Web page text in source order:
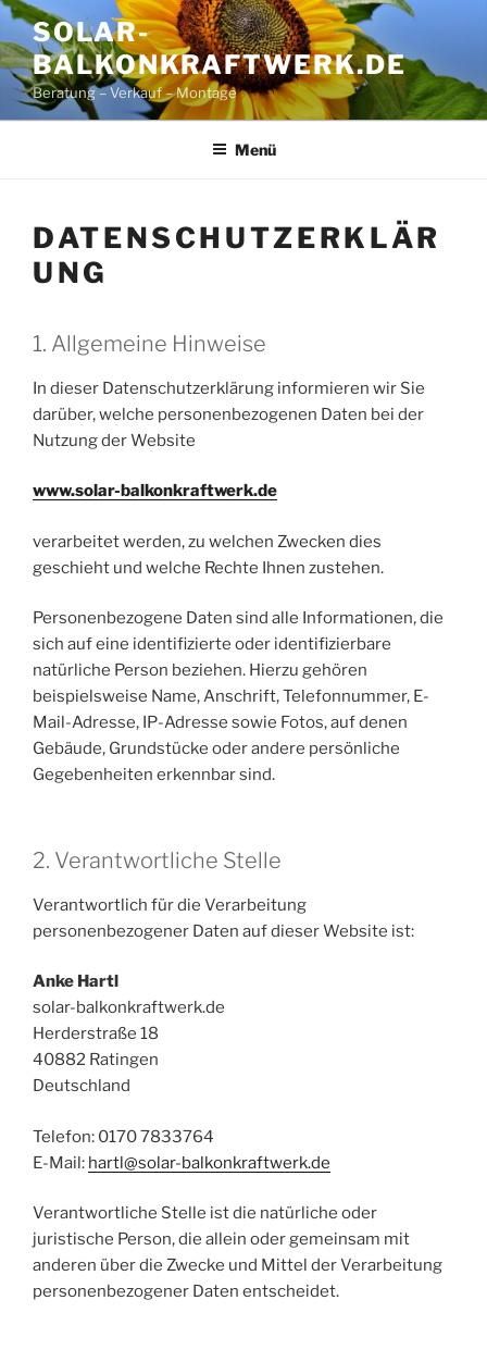
Zum
Inhalt
springen
SOLAR-
BALKONKRAFTWERK.DE
Beratung – Verkauf – Montage
Menü
DATENSCHUTZERKLÄR
UNG
1. Allgemeine Hinweise
In dieser Datenschutzerklärung informieren wir Sie
darüber, welche personenbezogenen Daten bei der
Nutzung der Website
www.solar-balkonkraftwerk.de
verarbeitet werden, zu welchen Zwecken dies
geschieht und welche Rechte Ihnen zustehen.
Personenbezogene Daten sind alle Informationen, die
sich auf eine identifizierte oder identifizierbare
natürliche Person beziehen. Hierzu gehören
beispielsweise Name, Anschrift, Telefonnummer, E-
Mail-Adresse, IP-Adresse sowie Fotos, auf denen
Gebäude, Grundstücke oder andere persönliche
Gegebenheiten erkennbar sind.
2. Verantwortliche Stelle
Verantwortlich für die Verarbeitung
personenbezogener Daten auf dieser Website ist:
Anke Hartl
solar-balkonkraftwerk.de
Herderstraße 18
40882 Ratingen
Deutschland
Telefon: 0170 7833764
E-Mail: hartl@solar-balkonkraftwerk.de
Verantwortliche Stelle ist die natürliche oder
juristische Person, die allein oder gemeinsam mit
anderen über die Zwecke und Mittel der Verarbeitung
personenbezogener Daten entscheidet.